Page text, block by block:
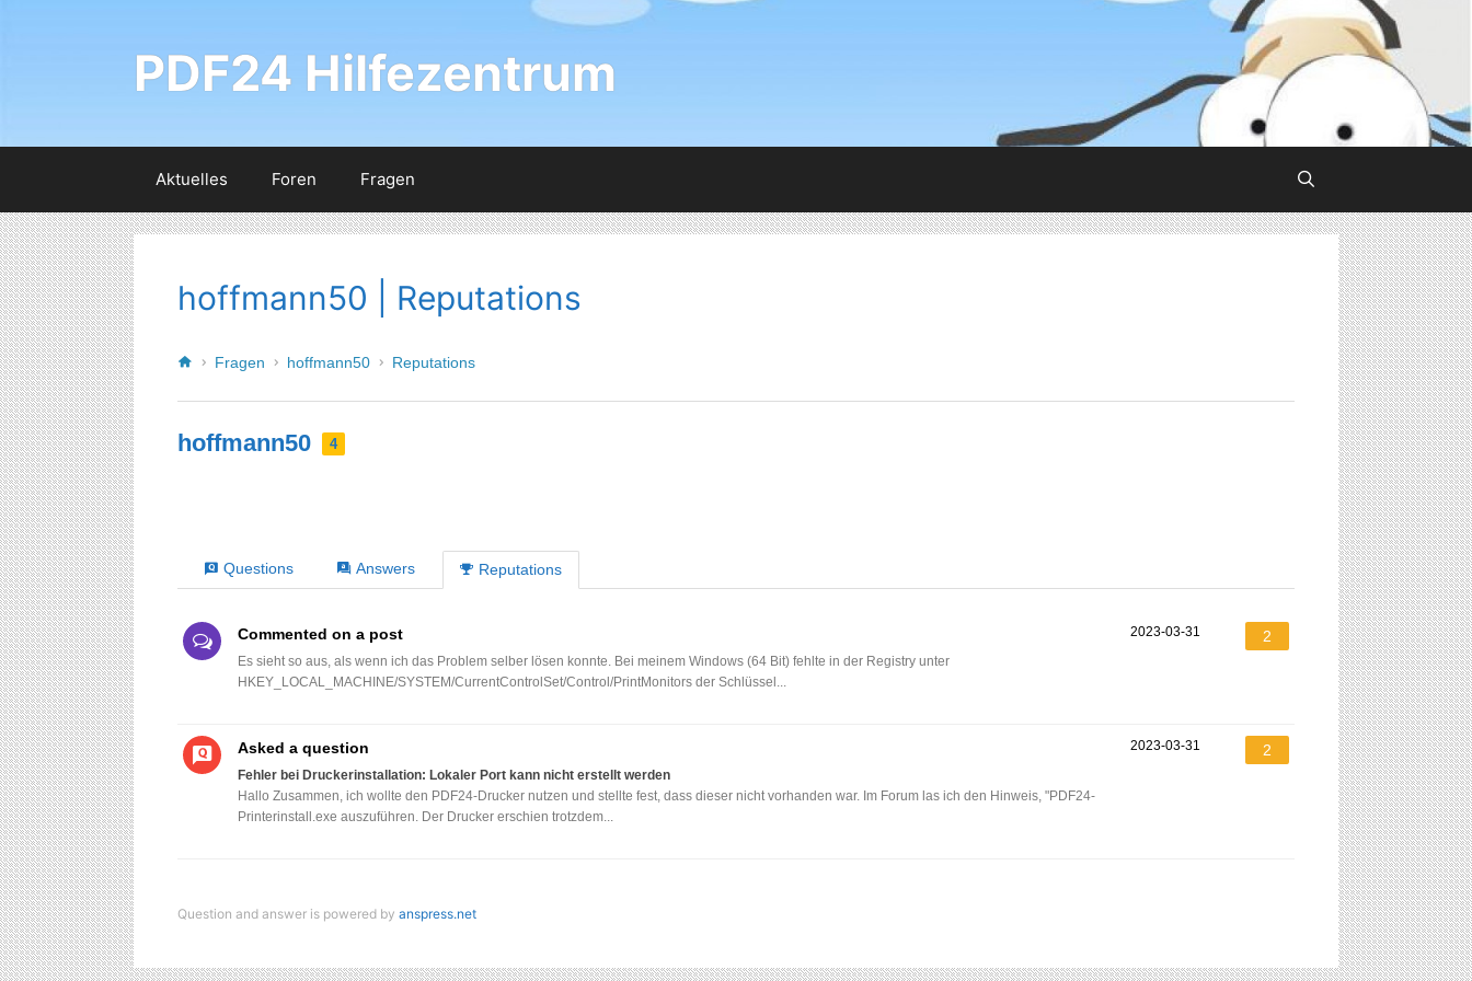
PDF24 Hilfezentrum
Aktuelles Foren Fragen
hoffmann50 | Reputations
Fragen hoffmann50 Reputations
hoffmann50 4
Questions Answers Reputations
Commented on a post
Es sieht so aus, als wenn ich das Problem selber lösen konnte. Bei meinem Windows (64 Bit) fehlte in der Registry unter
HKEY_LOCAL_MACHINE/SYSTEM/CurrentControlSet/Control/PrintMonitors der Schlüssel...
2023-03-31 2
Asked a question
Fehler bei Druckerinstallation: Lokaler Port kann nicht erstellt werden
Hallo Zusammen, ich wollte den PDF24-Drucker nutzen und stellte fest, dass dieser nicht vorhanden war. Im Forum las ich den Hinweis, "PDF24-
Printerinstall.exe auszuführen. Der Drucker erschien trotzdem...
2023-03-31 2
Question and answer is powered by anspress.net